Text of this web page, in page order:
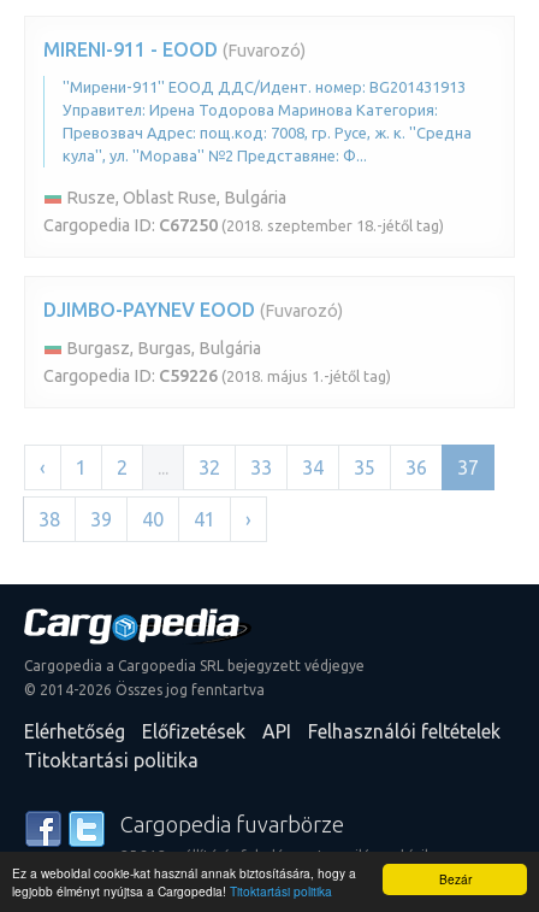
Bezár
Ez a weboldal cookie-kat használ annak biztosítására, hogy a
legjobb élményt nyújtsa a Cargopedia! Titoktartási politika
MIRENI-911 - EOOD (Fuvarozó)
''Мирени-911'' ЕООД ДДС/Идент. номер: BG201431913
Управител: Ирена Тодорова Маринова Категория:
Превозвач Адрес: пощ.код: 7008, гр. Русе, ж. к. ''Средна
кула'', ул. ''Морава'' №2 Представяне: Ф...
Rusze, Oblast Ruse, Bulgária
Cargopedia ID: C67250 (2018. szeptember 18.-jétől tag)
DJIMBO-PAYNEV EOOD (Fuvarozó)
Burgasz, Burgas, Bulgária
Cargopedia ID: C59226 (2018. május 1.-jétől tag)
‹ 1 2 ... 32 33 34 35 36 37
38 39 40 41 ›
Cargopedia a Cargopedia SRL bejegyzett védjegye
© 2014-2026 Összes jog fenntartva
Elérhetőség Előfizetések API
Felhasználói feltételek
Titoktartási politika
Cargopedia fuvarbörze
25 312 szállító és feladó szerte a világon bízik
szolgáltatásainkban